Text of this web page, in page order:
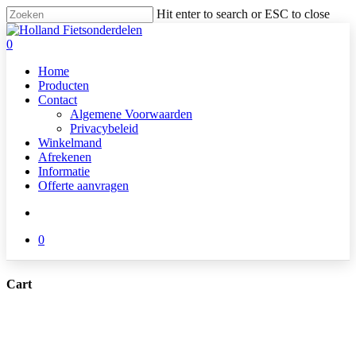
Skip
to
main
Hit enter to search or ESC to close
Close
Search
search
0
Home
Producten
Contact
Algemene Voorwaarden
Privacybeleid
Winkelmand
Afrekenen
Informatie
Offerte aanvragen
0
Cart